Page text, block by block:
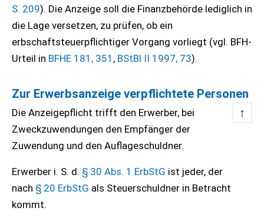
S. 209). Die Anzeige soll die Finanzbehörde lediglich in
die Lage versetzen, zu prüfen, ob ein
erbschaftsteuerpflichtiger Vorgang vorliegt (vgl. BFH-
Urteil in BFHE 181, 351 , BStBl II 1997, 73).
Zur Erwerbsanzeige verpflichtete Personen
↑
Die Anzeigepflicht trifft den Erwerber, bei
Zweckzuwendungen den Empfänger der
Zuwendung und den Auflageschuldner.
Erwerber i. S. d. § 30 Abs. 1 ErbStG ist jeder, der
nach § 20 ErbStG als Steuerschuldner in Betracht
kommt.